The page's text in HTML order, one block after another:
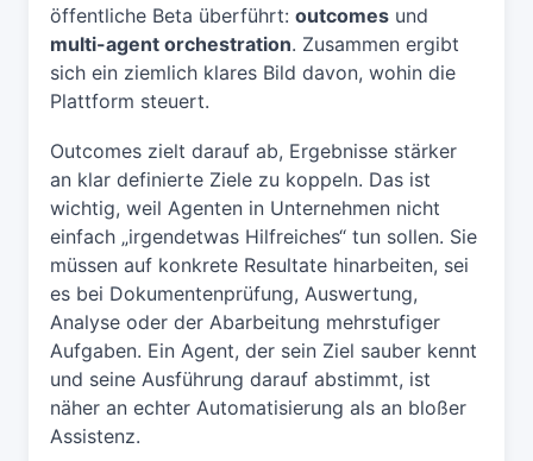
öffentliche Beta überführt: outcomes und
multi-agent orchestration. Zusammen ergibt
sich ein ziemlich klares Bild davon, wohin die
Plattform steuert.
Outcomes zielt darauf ab, Ergebnisse stärker
an klar definierte Ziele zu koppeln. Das ist
wichtig, weil Agenten in Unternehmen nicht
einfach „irgendetwas Hilfreiches“ tun sollen. Sie
müssen auf konkrete Resultate hinarbeiten, sei
es bei Dokumentenprüfung, Auswertung,
Analyse oder der Abarbeitung mehrstufiger
Aufgaben. Ein Agent, der sein Ziel sauber kennt
und seine Ausführung darauf abstimmt, ist
näher an echter Automatisierung als an bloßer
Assistenz.